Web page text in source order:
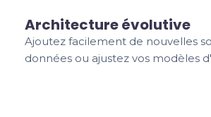
Architecture évolutive
Ajoutez facilement de nouvelles
données ou ajustez vos modèles